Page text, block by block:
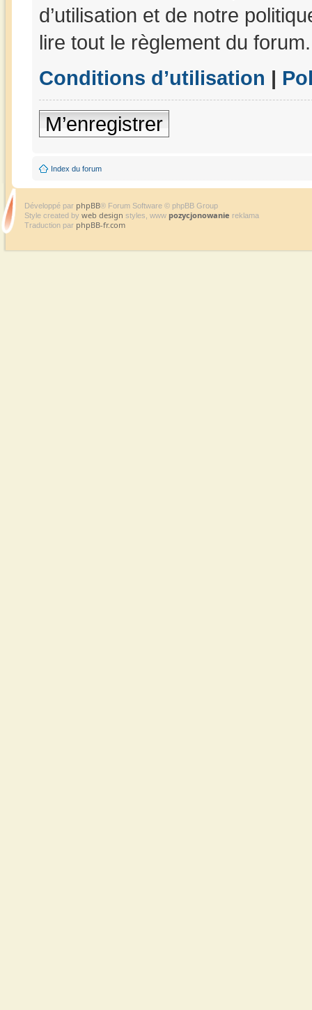
d’utilisation et de notre
lire tout le règlement du forum.
Conditions d’utilisation |
M’enregistrer
Index du forum
Développé par phpBB® Forum Software © phpBB Group
Style created by web design styles, www pozycjonowanie reklama
Traduction par phpBB-fr.com